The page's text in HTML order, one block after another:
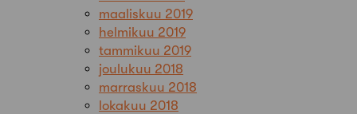
maaliskuu 2019
helmikuu 2019
tammikuu 2019
joulukuu 2018
marraskuu 2018
lokakuu 2018